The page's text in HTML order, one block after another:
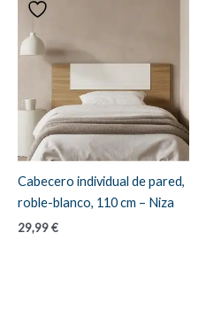
Cabecero individual de pared,
roble-blanco, 110 cm – Niza
29,99€